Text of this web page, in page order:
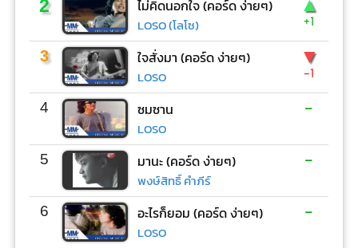
2 ไม่คิดนอกใจ (คอร์ด ง่ายๆ)
LOSO (โลโซ) +1
3 ใจสั่งมา (คอร์ด ง่ายๆ)
LOSO
▼
-1
4 ซมซาน
LOSO
-
5 มานะ (คอร์ด ง่ายๆ)
พงษ์สิทธิ์ คำภีร์
-
6 อะไรก็ยอม (คอร์ด ง่ายๆ)
LOSO
-